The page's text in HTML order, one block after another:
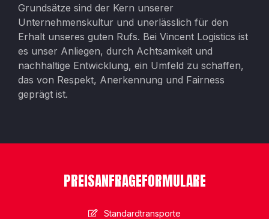
Grundsätze sind der Kern unserer
Unternehmenskultur und unerlässlich für den
Erhalt unseres guten Rufs. Bei Vincent Logistics ist
es unser Anliegen, durch Achtsamkeit und
nachhaltige Entwicklung, ein Umfeld zu schaffen,
das von Respekt, Anerkennung und Fairness
geprägt ist.
PREISANFRAGEFORMULARE
Standardtransporte